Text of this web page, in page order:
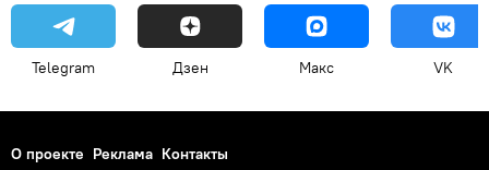
Telegram Дзен Макс VK
О проекте Реклама Контакты